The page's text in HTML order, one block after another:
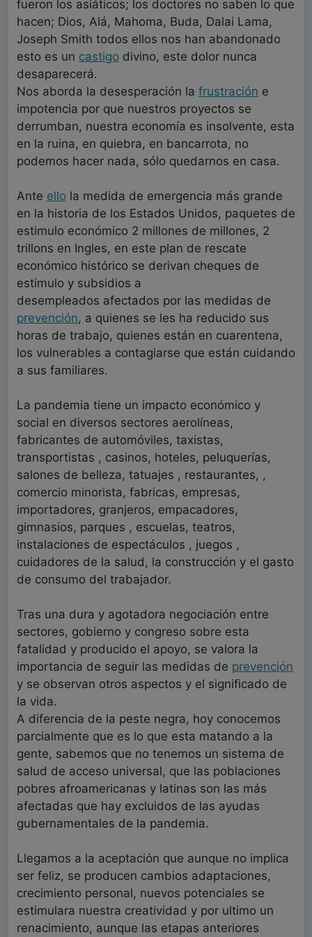
fueron los asiáticos; los doctores no saben lo que
hacen; Dios, Alá, Mahoma, Buda, Dalai Lama,
Joseph Smith todos ellos nos han abandonado
esto es un castigo divino, este dolor nunca
desaparecerá.
Nos aborda la desesperación la frustración e
impotencia por que nuestros proyectos se
derrumban, nuestra economía es insolvente, esta
en la ruina, en quiebra, en bancarrota, no
podemos hacer nada, sólo quedarnos en casa.
Ante ello la medida de emergencia más grande
en la historia de los Estados Unidos, paquetes de
estimulo económico 2 millones de millones, 2
trillons en Ingles, en este plan de rescate
económico histórico se derivan cheques de
estimulo y subsidios a
desempleados afectados por las medidas de
prevención, a quienes se les ha reducido sus
horas de trabajo, quienes están en cuarentena,
los vulnerables a contagiarse que están cuidando
a sus familiares.
La pandemia tiene un impacto económico y
social en diversos sectores aerolíneas,
fabricantes de automóviles, taxistas,
transportistas , casinos, hoteles, peluquerías,
salones de belleza, tatuajes , restaurantes, ,
comercio minorista, fabricas, empresas,
importadores, granjeros, empacadores,
gimnasios, parques , escuelas, teatros,
instalaciones de espectáculos , juegos ,
cuidadores de la salud, la construcción y el gasto
de consumo del trabajador.
Tras una dura y agotadora negociación entre
sectores, gobierno y congreso sobre esta
fatalidad y producido el apoyo, se valora la
importancia de seguir las medidas de prevención
y se observan otros aspectos y el significado de
la vida.
A diferencia de la peste negra, hoy conocemos
parcialmente que es lo que esta matando a la
gente, sabemos que no tenemos un sistema de
salud de acceso universal, que las poblaciones
pobres afroamericanas y latinas son las más
afectadas que hay excluidos de las ayudas
gubernamentales de la pandemia.
Llegamos a la aceptación que aunque no implica
ser feliz, se producen cambios adaptaciones,
crecimiento personal, nuevos potenciales se
estimulara nuestra creatividad y por ultimo un
renacimiento, aunque las etapas anteriores